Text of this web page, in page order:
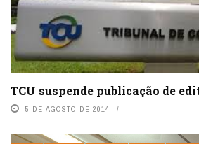
TCU suspende publicação de
5 DE AGOSTO DE 2014